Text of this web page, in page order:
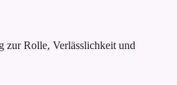
zur Rolle, Verlässlichkeit und